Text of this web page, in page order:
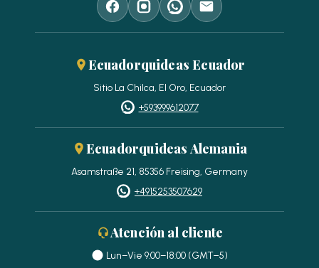
Ecuadorquideas Ecuador
Sitio La Chilca, El Oro, Ecuador
+593999612077
Ecuadorquideas Alemania
Asamstraße 21, 85356 Freising, Germany
+4915253507629
Atención al cliente
Lun–Vie 9:00–18:00 (GMT−5)